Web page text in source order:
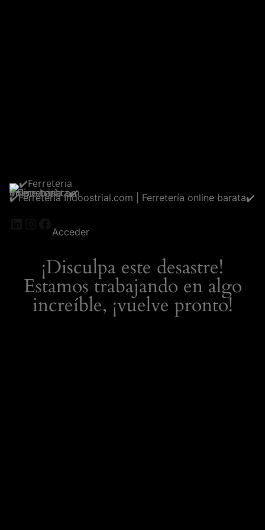
✔️Ferreteria Indoostrial.com | Ferretería online barata✔️
LinkedIn
Instagram
Facebook
Acceder
¡Disculpa este desastre!
Estamos trabajando en algo
increíble, ¡vuelve pronto!